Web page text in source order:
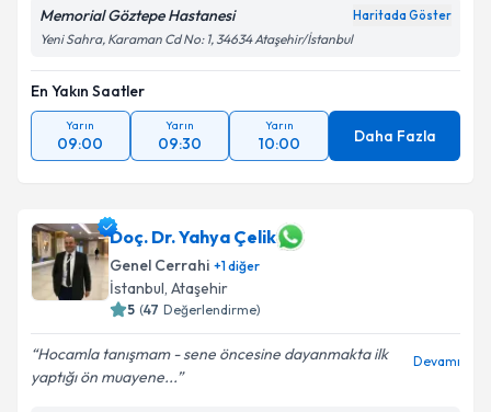
Memorial Göztepe Hastanesi Haritada Göster
Yeni Sahra, Karaman Cd No: 1, 34634 Ataşehir/İstanbul
En Yakın Saatler
Yarın
09:00
Yarın
09:30
Yarın
10:00 Daha Fazla
Doç. Dr. Yahya Çelik
Genel Cerrahi +1diğer
İstanbul, Ataşehir
5 (47 Değerlendirme)
Hocamla tanışmam - sene öncesine dayanmakta ilk
yaptığı ön muayene...
Devamı